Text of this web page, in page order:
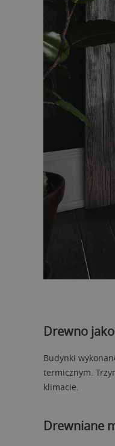
Drewno
Budynki
termicznym.
klimacie.
Drewniane